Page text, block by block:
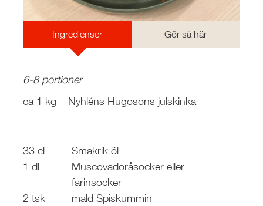
Ingredienser Gör så här
6-8 portioner
ca 1 kg
Nyhléns Hugosons julskinka
33 cl
Smakrik öl
1 dl
Muscovadoråsocker eller
farinsocker
2 tsk
mald Spiskummin